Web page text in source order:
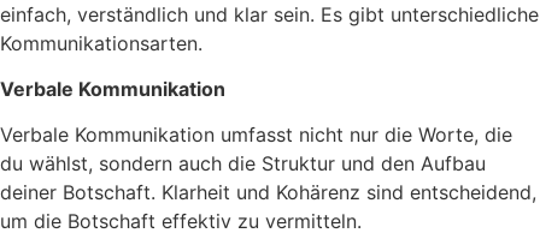
einfach, verständlich und klar sein. Es gibt unterschiedliche
Kommunikationsarten.
Verbale Kommunikation
Verbale Kommunikation umfasst nicht nur die Worte, die
du wählst, sondern auch die Struktur und den Aufbau
deiner Botschaft. Klarheit und Kohärenz sind entscheidend,
um die Botschaft effektiv zu vermitteln.